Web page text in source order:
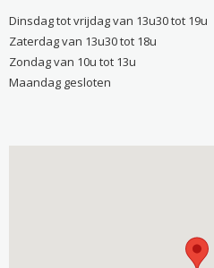
Dinsdag tot vrijdag van 13u30 tot 19u
Zaterdag van 13u30 tot 18u
Zondag van 10u tot 13u
Maandag gesloten